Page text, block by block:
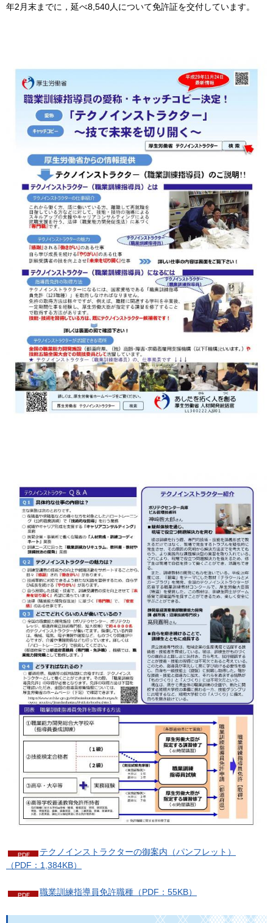
年2月末までに，延べ8,540人について免許証を交付しています。
テクノインストラクターの御案内（パンフレット）
（PDF：1,384KB）
職業訓練指導員免許職種（PDF：55KB）